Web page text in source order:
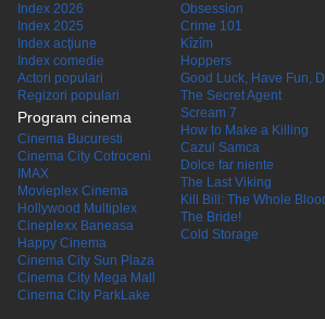
Index 2026
Index 2025
Index acţiune
Index comedie
Actori populari
Regizori populari
Program cinema
Cinema Bucuresti
Cinema City Cotroceni
IMAX
Movieplex Cinema
Hollywood Multiplex
Cineplexx Baneasa
Happy Cinema
Cinema City Sun Plaza
Cinema City Mega Mall
Cinema City ParkLake
Obsession
Crime 101
Kîzîm
Hoppers
Good Luck, Have Fun,
The Secret Agent
Scream 7
How to Make a Killing
Cazul Samca
Dolce far niente
The Last Viking
Kill Bill: The Whole
The Bride!
Cold Storage